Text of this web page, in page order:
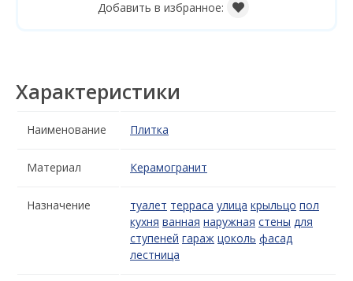
Добавить в избранное:
Характеристики
Наименование Плитка
Материал Керамогранит
Назначение туалет терраса улица крыльцо пол
кухня ванная наружная стены для
ступеней гараж цоколь фасад
лестница